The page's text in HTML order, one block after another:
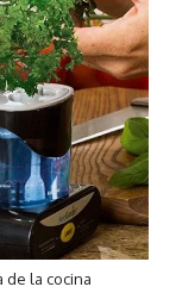
la cocina